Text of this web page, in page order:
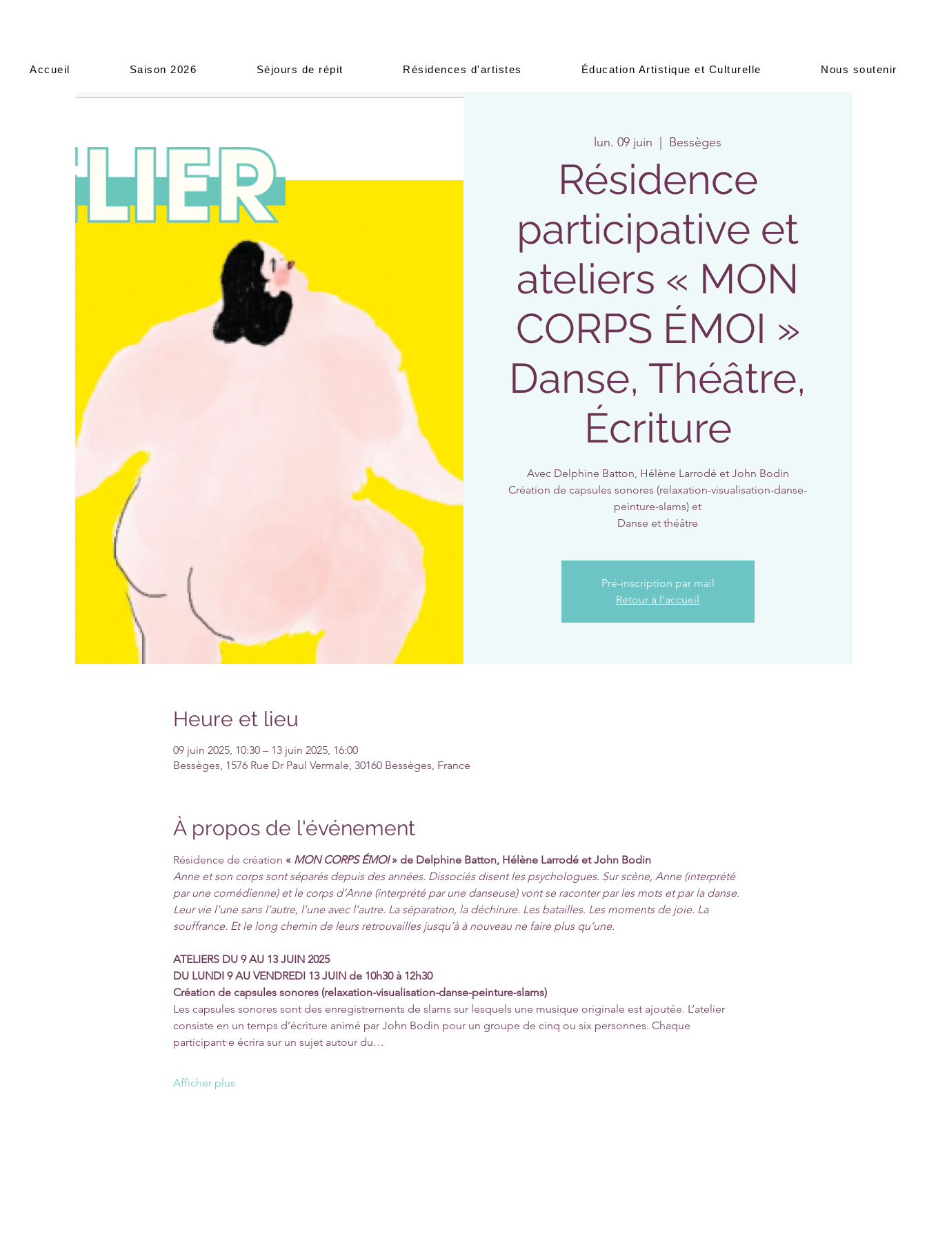
Accueil Saison 2026 Séjours de répit Résidences d'artistes Éducation Artistique et Culturelle Nous soutenir
lun. 09 juin Bessèges
Résidence
participative et
ateliers « MON
CORPS ÉMOI »
Danse, Théâtre,
Écriture
Avec Delphine Batton, Hélène Larrodé et John Bodin
Création de capsules sonores (relaxation-visualisation-danse-
peinture-slams) et
Danse et théâtre
Pré-inscription par mail
Retour à l'accueil
Heure et lieu
09 juin 2025, 10:30 – 13 juin 2025, 16:00
Bessèges, 1576 Rue Dr Paul Vermale, 30160 Bessèges, France
À propos de l'événement
Résidence de création « MON CORPS ÉMOI » de Delphine Batton, Hélène Larrodé et John Bodin
Anne et son corps sont séparés depuis des années. Dissociés disent les psychologues. Sur scène, Anne (interprété
par une comédienne) et le corps d’Anne (interprété par une danseuse) vont se raconter par les mots et par la danse.
Leur vie l’une sans l’autre, l’une avec l’autre. La séparation, la déchirure. Les batailles. Les moments de joie. La
souffrance. Et le long chemin de leurs retrouvailles jusqu’à à nouveau ne faire plus qu’une.
ATELIERS DU 9 AU 13 JUIN 2025
DU LUNDI 9 AU VENDREDI 13 JUIN de 10h30 à 12h30
Création de capsules sonores (relaxation-visualisation-danse-peinture-slams)
Les capsules sonores sont des enregistrements de slams sur lesquels une musique originale est ajoutée. L’atelier
consiste en un temps d’écriture animé par John Bodin pour un groupe de cinq ou six personnes. Chaque
participant·e écrira sur un sujet autour du…
Afficher plus